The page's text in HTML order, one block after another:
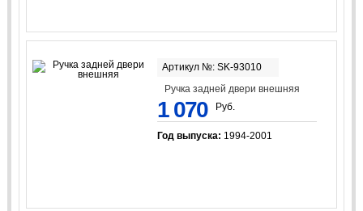
Артикул №: SK-93010
Ручка задней двери внешняя
1 070 Руб.
Год выпуска: 1994-2001